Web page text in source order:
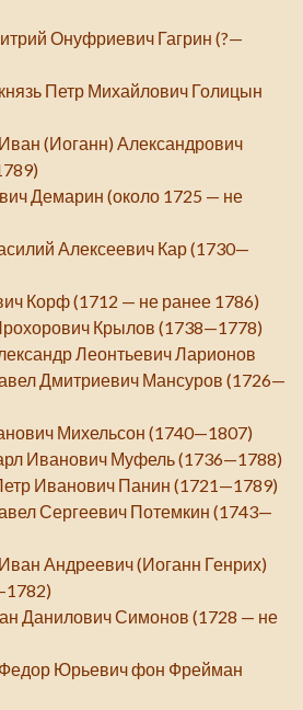
Онуфриевич Гагрин (?—
Петр Михайлович Голицын
(Иоганн) Александрович
Демарин (около 1725 — не
Алексеевич Кар (1730—
Корф (1712 — не ранее 1786)
Крылов (1738—1778)
Леонтьевич Ларионов
Дмитриевич Мансуров (1726—
Михельсон (1740—1807)
Иванович Муфель (1736—1788)
Иванович Панин (1721—1789)
Сергеевич Потемкин (1743—
Андреевич (Иоганн Генрих)
Данилович Симонов (1728 — не
Федор Юрьевич фон Фрейман